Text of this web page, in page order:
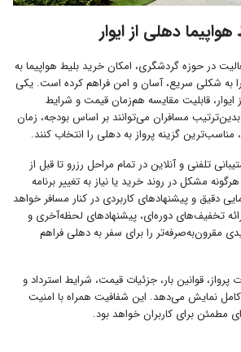
دهلی از ایوار
در حوزه گردشگری، امکان خرید بلیط هواپیما به
به شکلی سریع، آسان و امن فراهم کرده است. یکی
قابلیت مقایسه هم‌زمان قیمت و شرایط
مسافران می‌توانند بر اساس بودجه، زمان
گزینه پرواز به دهلی را انتخاب کنند.
تلفنی و آنلاین در تمام مراحل رزرو تا قبل از
مشکل در روند خرید یا نیاز به تغییر برنامه
دقیق و پیشنهادهای کاربردی در کنار مسافر خواهد
ارائه تخفیف‌های دوره‌ای، پیشنهادهای لحظه‌آخری و
مقرون‌به‌صرفه‌تر را برای سفر به دهلی فراهم
پرواز، قوانین بار، جزئیات قیمت، شرایط استرداد و
نمایش می‌دهد. این شفافیت همراه با امنیت
مطمئن برای کاربران خواهد بود.